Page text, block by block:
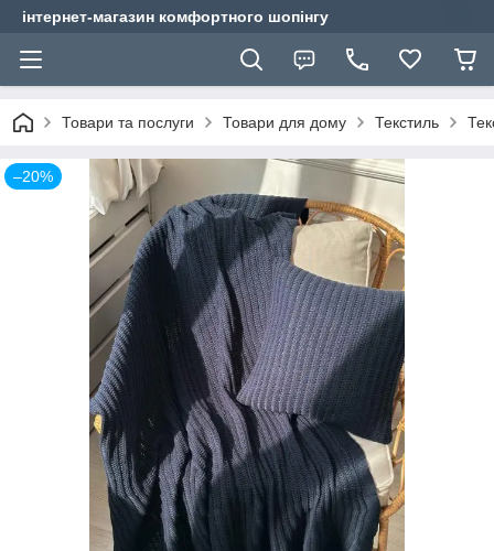
інтернет-магазин комфортного шопінгу
Товари та послуги Товари для дому Текстиль
–20%